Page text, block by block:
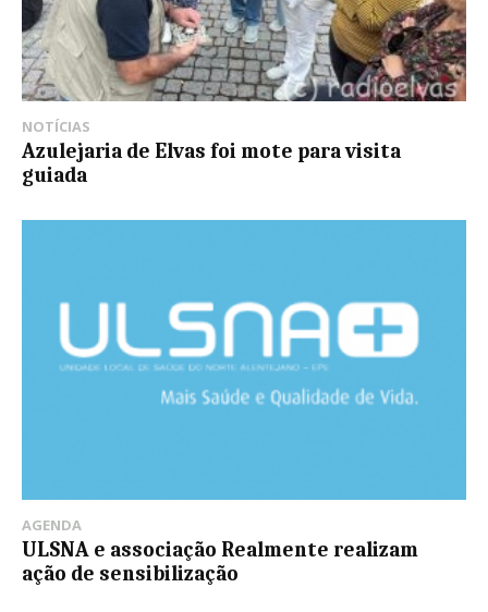
NOTÍCIAS
Azulejaria de Elvas foi mote para visita
guiada
AGENDA
ULSNA e associação Realmente realizam
ação de sensibilização